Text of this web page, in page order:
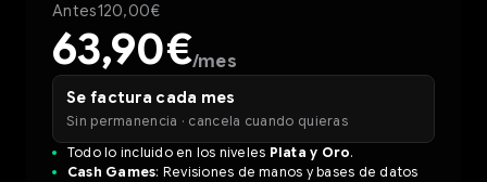
Antes120,00€
63,90€/mes
Se factura cada mes
Sin permanencia · cancela cuando quieras
Todo lo incluido en los niveles Plata y Oro.
Cash Games: Revisiones de manos y bases de datos